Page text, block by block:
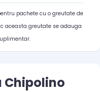
pachete cu o greutate de
aceasta greutate se adauga
Chipolino